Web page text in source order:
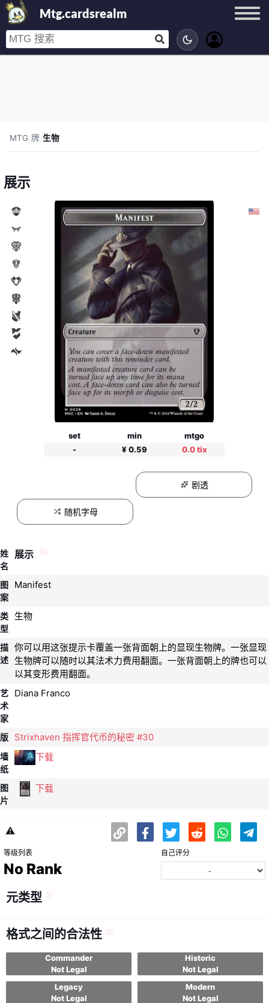
Mtg.cardsrealm
MTG/牌/生物
展示
set min
mtgo
-
¥ 0.59 0.0 tix
剧透
随机字母
姓
名
展示
图
案
Manifest
类
型
生物
描
述
你可以用这张提示卡覆盖一张背面朝上的显现生物牌。一张显现
生物牌可以随时以其法术力费用翻面。一张背面朝上的牌也可以
以其变形费用翻面。
艺
术
家
Diana Franco
版 Strixhaven 指挥官代币的秘密 #30
墙
纸
下载
图
片
下载
⚠️
等级列表
No Rank
自己评分
元类型
格式之间的合法性
Commander
Not Legal
Historic
Not Legal
Legacy
Not Legal
Modern
Not Legal